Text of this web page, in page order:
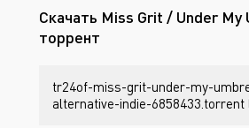
Скачать Miss Grit / Under My
торрент
tr24of-miss-grit-under-my-
alternative-indie-6858433.torrent